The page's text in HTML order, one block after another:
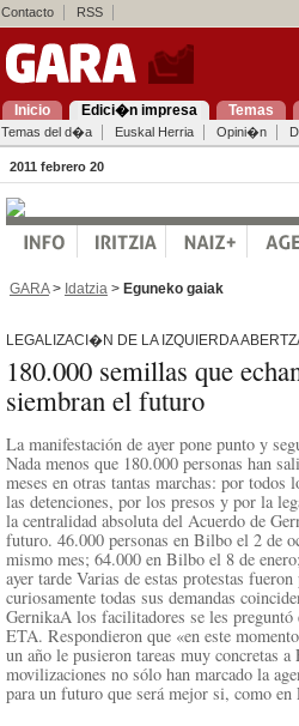
Contacto RSS
Inicio Edici�n impresa Temas
Temas del d�a Euskal Herria Opini�n
2011 febrero 20
GARA> Idatzia > Eguneko gaiak
LEGALIZACI�N DE LA IZQUIERDA
180.000 semillas que
siembran el futuro
La manifestación de ayer pone punto y
Nada menos que 180.000 personas han
meses en otras tantas marchas: por
las detenciones, por los presos y por la
la centralidad absoluta del Acuerdo de
futuro. 46.000 personas en Bilbo el 2 de
mismo mes; 64.000 en Bilbo el 8 de
ayer tarde Varias de estas protestas
curiosamente todas sus demandas
GernikaA los facilitadores se les preguntó
ETA. Respondieron que «en este
un año le pusieron tareas muy concretas
movilizaciones no sólo han marcado la
para un futuro que será mejor si, como